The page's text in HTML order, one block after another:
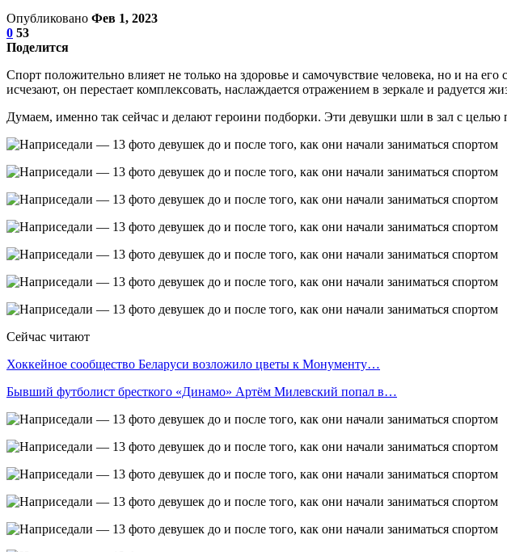
Опубликовано Фев 1, 2023
0 53
Поделится
Спорт положительно влияет не только на здоровье и самочувствие человека, но и на
исчезают, он перестает комплексовать, наслаждается отражением в зеркале и радуется
Думаем, именно так сейчас и делают героини подборки. Эти девушки шли в зал с целью
Сейчас читают
Хоккейное сообщество Беларуси возложило цветы к Монументу…
Бывший футболист бресткого «Динамо» Артём Милевский попал в…